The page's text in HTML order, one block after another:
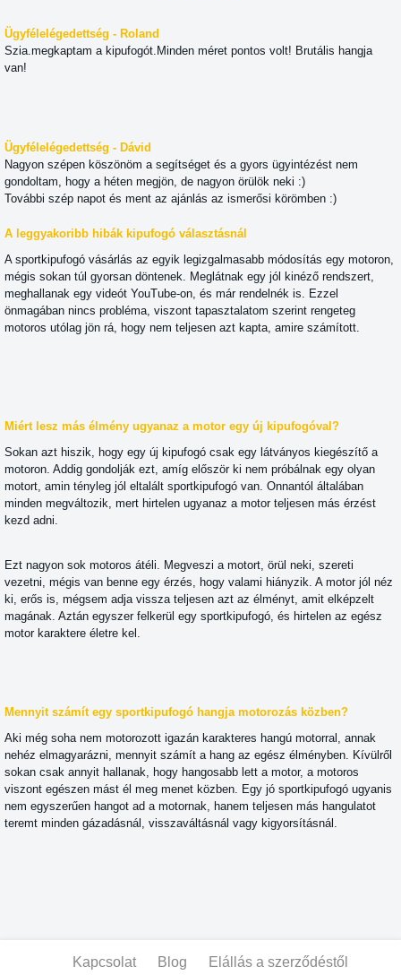
Ügyfélelégedettség - Roland
Szia.megkaptam a kipufogót.Minden méret pontos volt! Brutális hangja
van!
Ügyfélelégedettség - Dávid
Nagyon szépen köszönöm a segítséget és a gyors ügyintézést nem
gondoltam, hogy a héten megjön, de nagyon örülök neki :)
További szép napot és ment az ajánlás az ismerősi körömben :)
A leggyakoribb hibák kipufogó választásnál
A sportkipufogó vásárlás az egyik legizgalmasabb módosítás egy motoron,
mégis sokan túl gyorsan döntenek. Meglátnak egy jól kinéző rendszert,
meghallanak egy videót YouTube-on, és már rendelnék is. Ezzel
önmagában nincs probléma, viszont tapasztalatom szerint rengeteg
motoros utólag jön rá, hogy nem teljesen azt kapta, amire számított.
Miért lesz más élmény ugyanaz a motor egy új kipufogóval?
Sokan azt hiszik, hogy egy új kipufogó csak egy látványos kiegészítő a
motoron. Addig gondolják ezt, amíg először ki nem próbálnak egy olyan
motort, amin tényleg jól eltalált sportkipufogó van. Onnantól általában
minden megváltozik, mert hirtelen ugyanaz a motor teljesen más érzést
kezd adni.
Ezt nagyon sok motoros átéli. Megveszi a motort, örül neki, szereti
vezetni, mégis van benne egy érzés, hogy valami hiányzik. A motor jól néz
ki, erős is, mégsem adja vissza teljesen azt az élményt, amit elképzelt
magának. Aztán egyszer felkerül egy sportkipufogó, és hirtelen az egész
motor karaktere életre kel.
Mennyit számít egy sportkipufogó hangja motorozás közben?
Aki még soha nem motorozott igazán karakteres hangú motorral, annak
nehéz elmagyarázni, mennyit számít a hang az egész élményben. Kívülről
sokan csak annyit hallanak, hogy hangosabb lett a motor, a motoros
viszont egészen mást él meg menet közben. Egy jó sportkipufogó ugyanis
nem egyszerűen hangot ad a motornak, hanem teljesen más hangulatot
teremt minden gázadásnál, visszaváltásnál vagy kigyorsításnál.
Kapcsolat Blog Elállás a szerződéstől